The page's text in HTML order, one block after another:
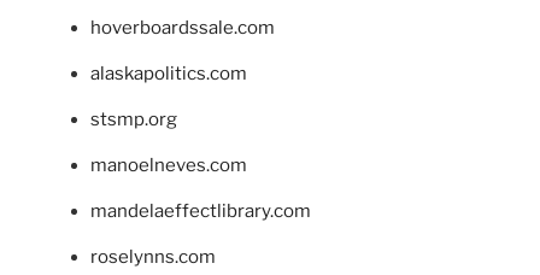
hoverboardssale.com
alaskapolitics.com
stsmp.org
manoelneves.com
mandelaeffectlibrary.com
roselynns.com